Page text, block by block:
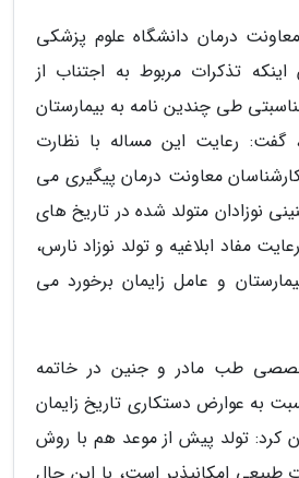
درمان دانشگاه علوم پزشکی
تذکرات مربوط به اجتناب از
طی چندین نامه به بیمارستان
رعایت این مساله با نظارت
کارشناسان معاونت درمان پیگیری می
نوزادان متولد شده در تاریخ های
مفاد ابلاغیه و تولد نوزاد نارس،
و عامل زایمان برخورد می
طب مادر و جنین در خاتمه
به عوارض دستکاری تاریخ زایمان
کرد: تولد پیش از موعد هم با روش